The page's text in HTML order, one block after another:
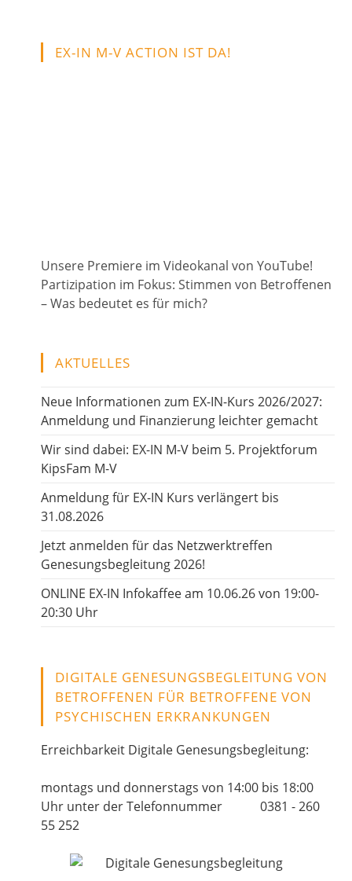
EX-IN M-V ACTION IST DA!
Unsere Premiere im Videokanal von YouTube!
Partizipation im Fokus: Stimmen von Betroffenen
– Was bedeutet es für mich?
AKTUELLES
Neue Informationen zum EX-IN-Kurs 2026/2027:
Anmeldung und Finanzierung leichter gemacht
Wir sind dabei: EX-IN M-V beim 5. Projektforum
KipsFam M-V
Anmeldung für EX-IN Kurs verlängert bis
31.08.2026
Jetzt anmelden für das Netzwerktreffen
Genesungsbegleitung 2026!
ONLINE EX-IN Infokaffee am 10.06.26 von 19:00-
20:30 Uhr
DIGITALE GENESUNGSBEGLEITUNG VON
BETROFFENEN FÜR BETROFFENE VON
PSYCHISCHEN ERKRANKUNGEN
Erreichbarkeit Digitale Genesungsbegleitung:
montags und donnerstags von 14:00 bis 18:00
Uhr unter der Telefonnummer 0381 - 260
55 252